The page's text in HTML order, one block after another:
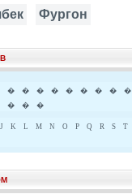
Фургон
� � � � � � � �
�
� � �
J K L M N O P Q R S
T